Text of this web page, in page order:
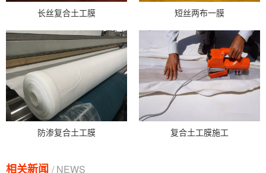
长丝复合土工膜 短丝两布一膜
防渗复合土工膜 复合土工膜施工
相关新闻 / NEWS